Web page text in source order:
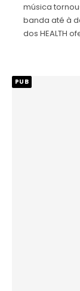
música
banda até à
dos HEALTH
PUB